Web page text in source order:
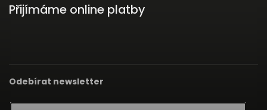
Přijímáme online platby
Odebírat newsletter